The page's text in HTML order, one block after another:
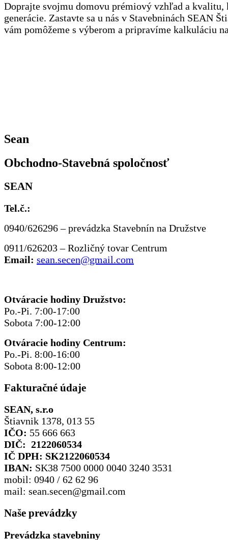
Doprajte svojmu domovu prémiový vzhľad a kvalitu,
generácie. Zastavte sa u nás v Stavebninách SEAN
vám pomôžeme s výberom a pripravíme kalkuláciu
Sean
Obchodno-Stavebná spoločnosť
SEAN
Tel.č.:
0940/626296 – prevádzka Stavebnín na Družstve
0911/626203 – Rozličný tovar Centrum
Email: sean.secen@gmail.com
Otváracie hodiny Družstvo:
Po.-Pi. 7:00-17:00
Sobota 7:00-12:00
Otváracie hodiny Centrum:
Po.-Pi. 8:00-16:00
Sobota 8:00-12:00
Fakturačné údaje
SEAN, s.r.o
Štiavnik 1378, 013 55
IČO: 55 666 663
DIČ: 2122060534
IČ DPH: SK2122060534
IBAN: SK38 7500 0000 0040 3240 3531
mobil: 0940 / 62 62 96
mail: sean.secen@gmail.com
Naše prevádzky
Prevádzka stavebniny